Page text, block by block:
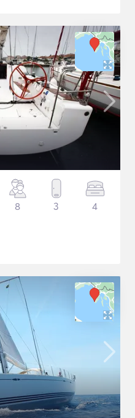
8 3 4